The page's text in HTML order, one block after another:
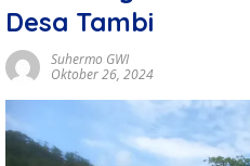
Desa Tambi
Suhermo GWI
Oktober 26, 2024